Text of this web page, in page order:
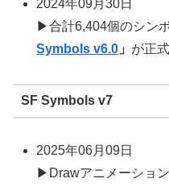
2024年09月30日
▶合計6,404個のシン
Symbols v6.0 」 が正
SF Symbols v7
2025年06月09日
▶Drawアニメーショ